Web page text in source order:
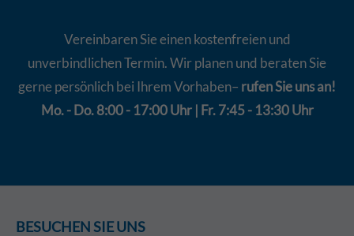
Vereinbaren Sie einen kostenfreien und
unverbindlichen Termin. Wir planen und beraten Sie
gerne persönlich bei Ihrem Vorhaben– rufen Sie uns an!
Mo. - Do. 8:00 - 17:00 Uhr | Fr. 7:45 - 13:30 Uhr
BESUCHEN SIE UNS